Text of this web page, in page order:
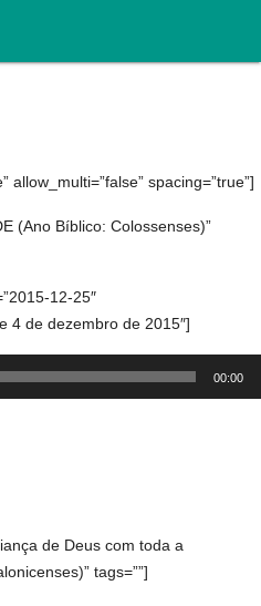
allow_multi=”false” spacing=”true”]
(Ano Bíblico: Colossenses)”
12-25″
4 de dezembro de 2015″]
00:00
de Deus com toda a
tags=””]